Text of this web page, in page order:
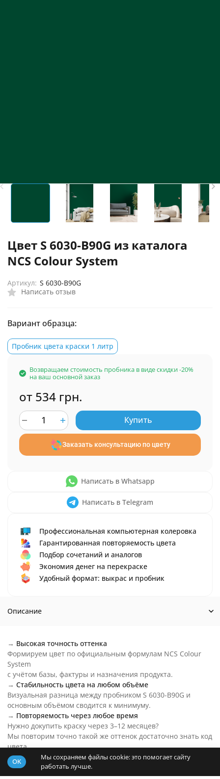
Цвет S 6030-B90G из каталога
NCS Colour System
Написать отзыв
Артикул: S 6030-B90G
Вариант образца:
Пробник цвета краски 1 литр
Возвращаем стоимость пробника в виде скидки -20%
на ваш основной заказ
от 534 грн.
Купить
Заказать консультацию по цвету
Написать в Whatsapp
Написать в Telegram
Профессиональная компьютерная колеровка
Гарантированная повторяемость цвета
Подбор сочетаний и аналогов
Экономия денег на перекраске
Удобный формат: выкрас и пробник
Описание
→ Высокая точность оттенка
Формируем цвет по официальным формулам NCS Colour
System
с учётом базы, фактуры и назначения продукта.
→ Стабильность цвета на любом объёме
Визуальная разница между пробником S 6030-B90G и
основным объёмом сводится к минимуму.
→ Повторяемость через любое время
Нужно докупить краску через 3–12 месяцев?
Мы повторим точно такой же оттенок достаточно знать код
цвета.
→Цвет S 6030-B90G на любой бюджет
Основу пробника подберем под ваш бюджет и задачи.
OK
Мы сохраняем файлы cookie: это помогает сайту
работать лучше.